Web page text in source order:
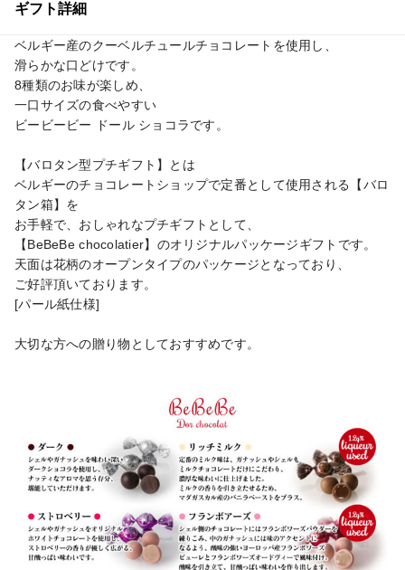
ギフト詳細
ベルギー産のクーベルチュールチョコレートを使用し、
滑らかな口どけです。
8種類のお味が楽しめ、
一口サイズの食べやすい
ビービービー ドール ショコラです。
【バロタン型プチギフト】とは
ベルギーのチョコレートショップで定番として使用される【バロ
タン箱】を
お手軽で、おしゃれなプチギフトとして、
【BeBeBe chocolatier】のオリジナルパッケージギフトです。
天面は花柄のオープンタイプのパッケージとなっており、
ご好評頂いております。
[パール紙仕様]
大切な方への贈り物としておすすめです。